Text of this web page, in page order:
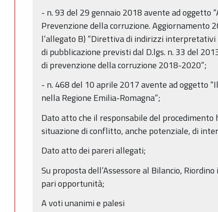
- n. 93 del 29 gennaio 2018 avente ad oggetto
Prevenzione della corruzione. Aggiornamento
l’allegato B) “Direttiva di indirizzi
di pubblicazione previsti dal D.lgs. n. 33 del
di prevenzione della corruzione 2018-2020”;
- n. 468 del 10 aprile 2017 avente ad oggetto
nella Regione Emilia-Romagna”;
Dato atto che il responsabile del
situazione di conflitto, anche potenziale, di
Dato atto dei pareri allegati;
Su proposta dell’Assessore al Bilancio,
pari opportunità;
A voti unanimi e palesi